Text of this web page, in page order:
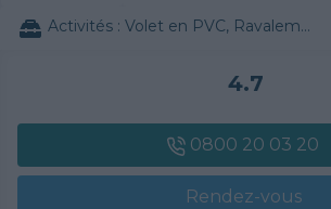
Activités : Volet en PVC, Ravalement de façade, Papier peint, Parquet
4.7
0800 20 03 20
Rendez-vous